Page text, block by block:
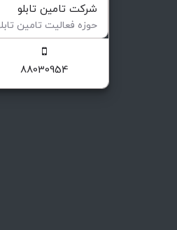
شرکت تامین تابلو
ساخت تابلوهای برق
88030954